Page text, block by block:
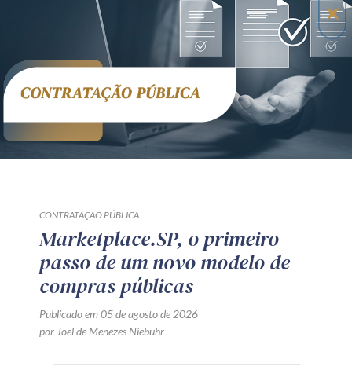
CONTRATAÇÃO PÚBLICA
Marketplace.SP, o primeiro
passo de um novo modelo de
compras públicas
Publicado em 05 de agosto de 2026
por Joel de Menezes Niebuhr